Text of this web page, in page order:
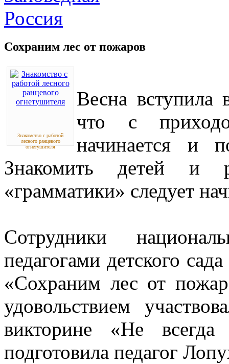
Сохраним лес от пожаров
Знакомство с работой
лесного ранцевого
огнетушителя
Весна
что с
начинается и
Знакомить детей и
«грамматики» следует
Сотрудники
педагогами детского
«Сохраним лес от
удовольствием
викторине «Не
подготовила педагог